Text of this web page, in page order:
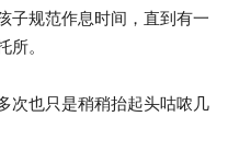
子规范作息时间，直到有一
所。
次也只是稍稍抬起头咕哝几